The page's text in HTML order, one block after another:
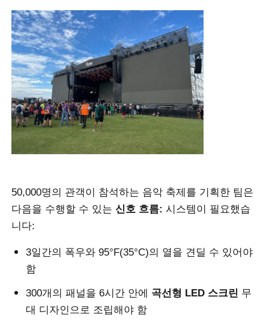
홈
제품
비디오
VR 쇼
공장 견학
뉴스
50,000명의 관객이 참석하는 음악 축제를 기획한 팀은
다음을 수행할 수 있는신호 흐름: 시스템이 필요했습
니다:
3일간의 폭우와 95°F(35°C)의 열을 견딜 수 있어야
함
300개의 패널을 6시간 안에 곡선형 LED 스크린 무
대 디자인으로 조립해야 함